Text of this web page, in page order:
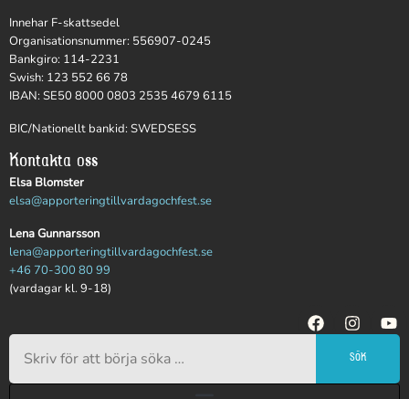
Innehar F-skattsedel
Organisationsnummer: 556907-0245
Bankgiro: 114-2231
Swish: 123 552 66 78
IBAN: SE50 8000 0803 2535 4679 6115
BIC/Nationellt bankid: SWEDSESS
Kontakta oss
Elsa Blomster
elsa@apporteringtillvardagochfest.se
Lena Gunnarsson
lena@apporteringtillvardagochfest.se
+46 70-300 80 99
(vardagar kl. 9-18)
SÖK